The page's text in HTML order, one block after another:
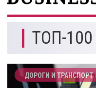
ТОП-100
ДОРОГИ И ТРАНСПОРТ